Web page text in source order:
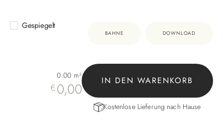
Gespiegelt
BAHNE DOWNLOAD
0.00 m²
€ 0,00 IN DEN WARENKORB
Kostenlose Lieferung nach Hause